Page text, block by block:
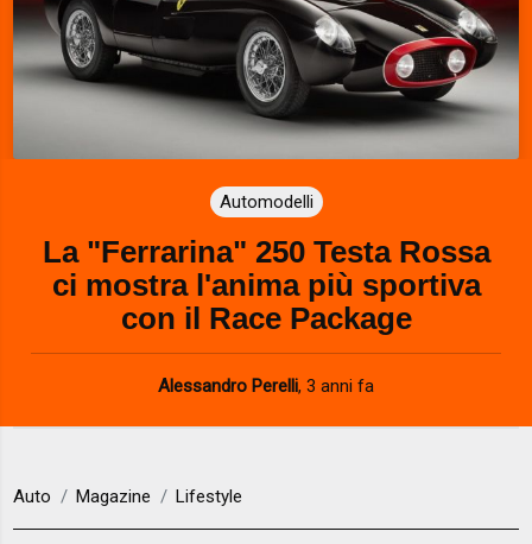
Automodelli
La "Ferrarina" 250 Testa Rossa
ci mostra l'anima più sportiva
con il Race Package
Alessandro Perelli, 3 anni fa
Auto Magazine Lifestyle